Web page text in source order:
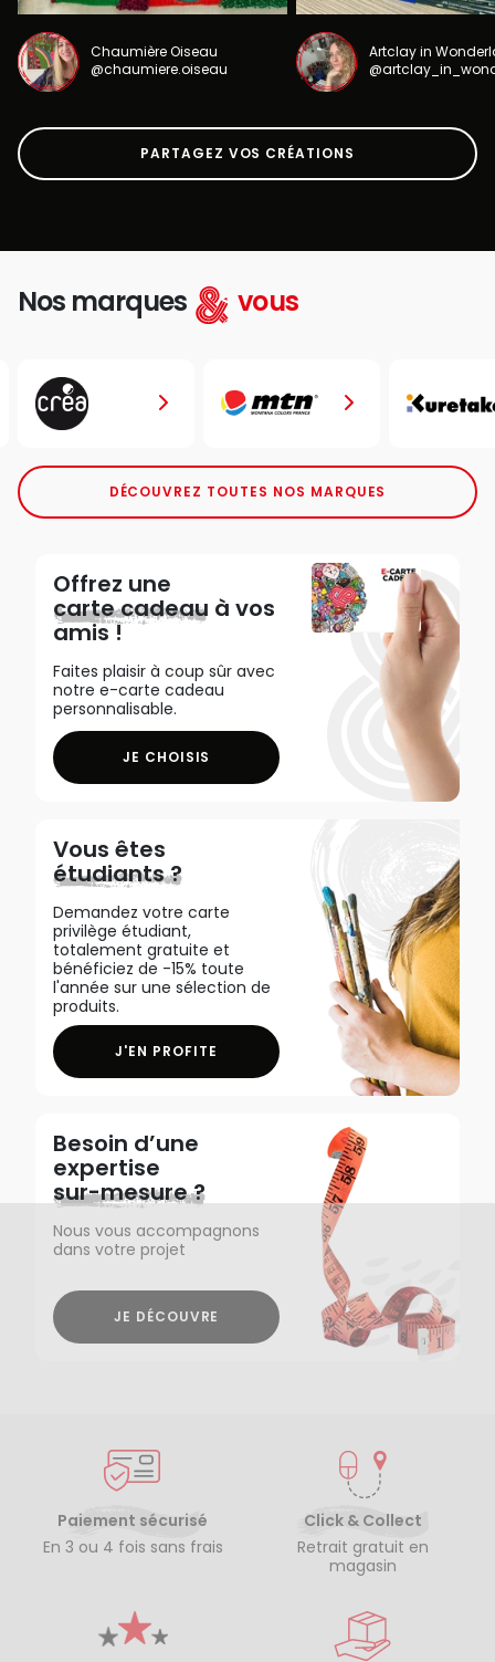
Chaumière Oiseau
@chaumiere.oiseau
Artclay in
PARTAGEZ VOS CRÉATIONS
Nos marques vous
DÉCOUVREZ TOUTES NOS MARQUES
Offrez une
carte cadeau à vos
amis !
Faites plaisir à coup sûr avec
notre e-carte cadeau
personnalisable.
JE CHOISIS
Vous êtes
étudiants ?
Demandez votre carte
privilège étudiant,
totalement gratuite et
bénéficiez de -15% toute
l'année sur une sélection de
produits.
J'EN PROFITE
Besoin d’une
expertise
sur-mesure ?
Nous vous accompagnons
dans votre projet
JE DÉCOUVRE
Paiement sécurisé
En 3 ou 4 fois sans frais
Click & Collect
Retrait gratuit en
magasin